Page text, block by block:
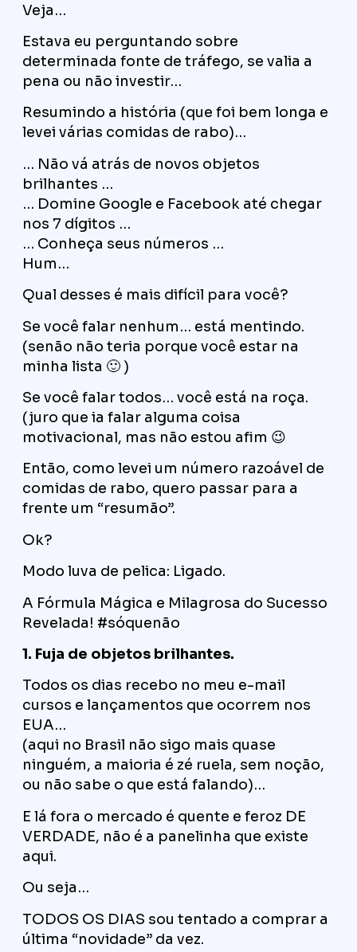
Veja…
Estava eu perguntando sobre
determinada fonte de tráfego, se valia a
pena ou não investir…
Resumindo a história (que foi bem longa e
levei várias comidas de rabo)…
… Não vá atrás de novos objetos
brilhantes …
… Domine Google e Facebook até chegar
nos 7 dígitos …
… Conheça seus números …
Hum…
Qual desses é mais difícil para você?
Se você falar nenhum… está mentindo.
(senão não teria porque você estar na
minha lista 🙂 )
Se você falar todos… você está na roça.
(juro que ia falar alguma coisa
motivacional, mas não estou afim 😉
Então, como levei um número razoável de
comidas de rabo, quero passar para a
frente um “resumão”.
Ok?
Modo luva de pelica: Ligado.
A Fórmula Mágica e Milagrosa do Sucesso
Revelada! #sóquenão
1. Fuja de objetos brilhantes.
Todos os dias recebo no meu e-mail
cursos e lançamentos que ocorrem nos
EUA…
(aqui no Brasil não sigo mais quase
ninguém, a maioria é zé ruela, sem noção,
ou não sabe o que está falando)…
E lá fora o mercado é quente e feroz DE
VERDADE, não é a panelinha que existe
aqui.
Ou seja…
TODOS OS DIAS sou tentado a comprar a
última “novidade” da vez.